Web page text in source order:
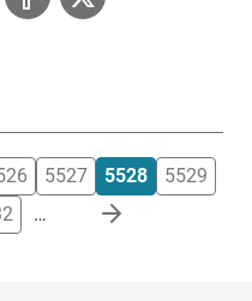
5527 5528
5529
…